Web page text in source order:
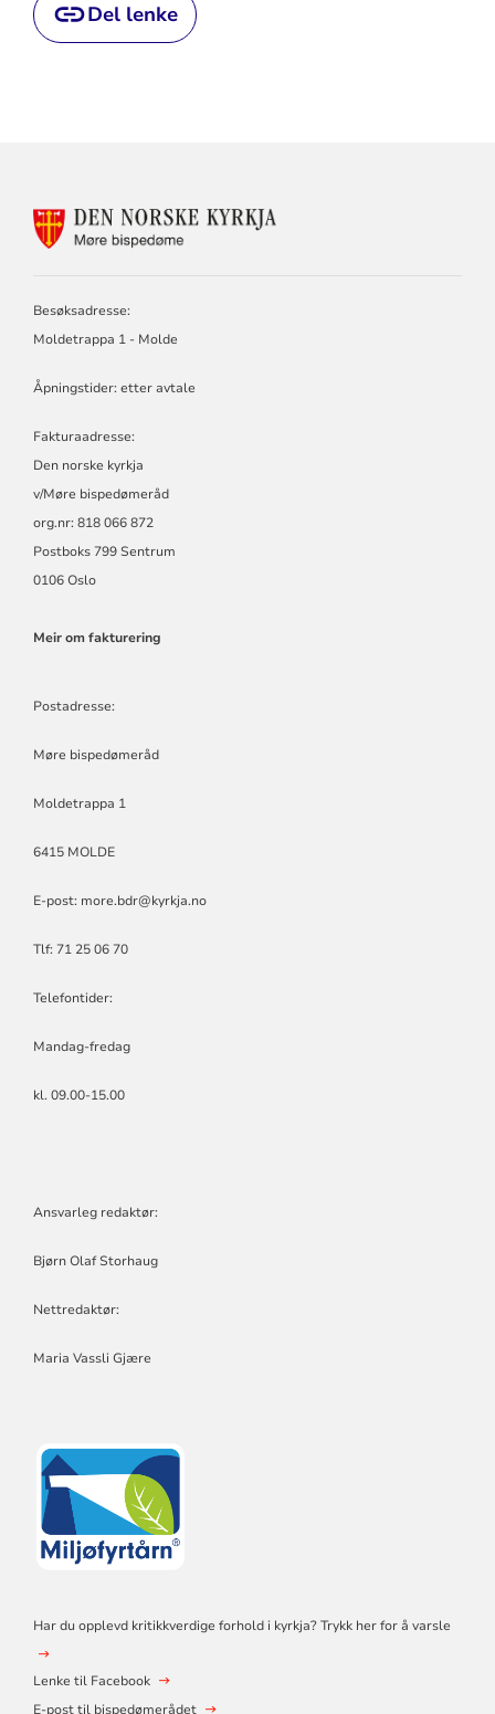
Del lenke
KONTAKTINFORMASJON
Besøksadresse:
Moldetrappa 1 - Molde
Åpningstider: etter avtale
Fakturaadresse:
Den norske kyrkja
v/Møre bispedømeråd
org.nr: 818 066 872
Postboks 799 Sentrum
0106 Oslo
Meir om fakturering
Postadresse:
Møre bispedømeråd
Moldetrappa 1
6415 MOLDE
E-post: more.bdr@kyrkja.no
Tlf: 71 25 06 70
Telefontider:
Mandag-fredag
kl. 09.00-15.00
Ansvarleg redaktør:
Bjørn Olaf Storhaug
Nettredaktør:
Maria Vassli Gjære
Har du opplevd kritikkverdige forhold i kyrkja? Trykk her for å varsle
Lenke til Facebook
E-post til bispedømerådet